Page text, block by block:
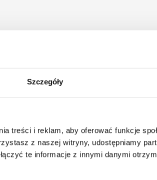
Szczegóły
treści i reklam, aby oferować funkcje
z naszej witryny, udostępniamy
te informacje z innymi danymi